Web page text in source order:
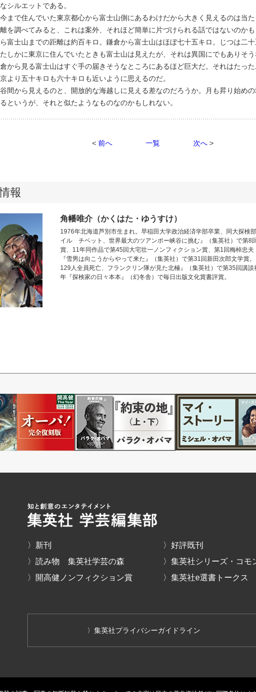
シルエットである。
まで住んでいた東京都心から富士山側にあるわけだから大きく見えるのは当た
を調べてみると、これは案外、それほど簡単に片づけられる話ではないのか
富士山までの距離は約百キロ。鎌倉から富士山はほぼ七十五キロ。じつは二
しかに東京に住んでいたときも富士山は見えたが、それは異国にでもありそう
から見る富士山はすぐ手の届きそうなところにあるほど巨大だ。それはたっ
より五十キロも六十キロも近いように思えるのだ。
間から見えるのと、開放的な海越しに見える差なのだろうか。月も昇り始め
というが、それと似たようなものなのかもしれない。
< 前へ 一覧 次へ>
報
角幡唯介（かくはた・ゆうすけ）
1976年北海道芦別市生まれ。早稲田大学政治経済学部卒業、同大探検
イル チベット、世界最大のツアンポー峡谷に挑む』（集英社）で第8
賞、11年同作品で第45回大宅壮一ノンフィクション賞、第1回梅棹忠
『雪男は向こうからやって来た』（集英社）で第31回新田次郎文学賞
129人全員死亡、フランクリン隊が見た北極』（集英社）で第35回講
年『探検家の日々本本』（幻冬舎）で毎日出版文化賞書評賞。
〉新刊
〉読み物 集英社学芸の森
〉開高健ノンフィクション賞
〉好評既刊
〉集英社シリーズ・コモ
〉集英社e選書トークス
〉集英社プライバシーガイドライン